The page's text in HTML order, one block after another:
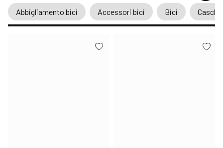
Abbigliamento bici Accessori bici Bici Caschi